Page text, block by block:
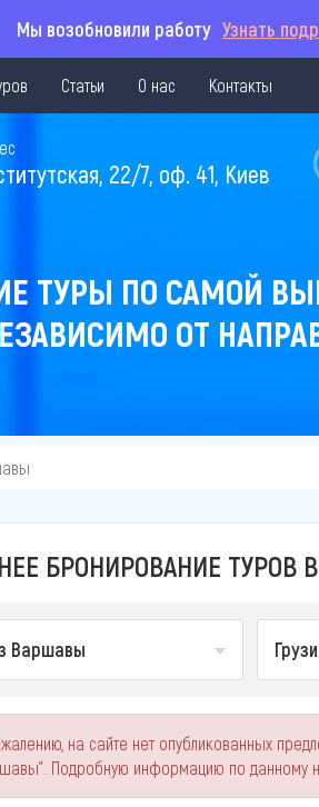
Мы возобновили работу Узнать
Статьи О нас Контакты
22/7, оф. 41, Киев
ТУРЫ ПО САМОЙ
ОТ
БРОНИРОВАНИЕ ТУРОВ
Варшавы
на сайте нет опубликованных
Подробную информацию по данному